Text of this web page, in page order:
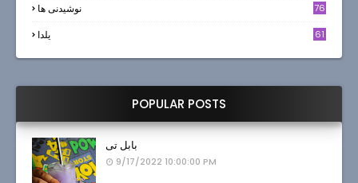
نوشیدنی ها 76
یلدا 61
POPULAR POSTS
بابل تی
9/17/2022 10:00:00 PM